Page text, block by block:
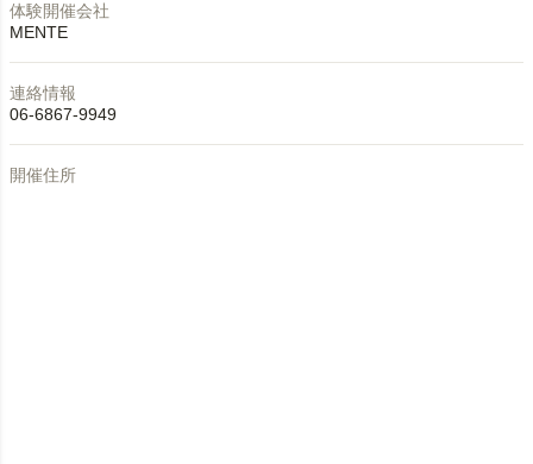
体験開催会社
MENTE
連絡情報
06-6867-9949
開催住所